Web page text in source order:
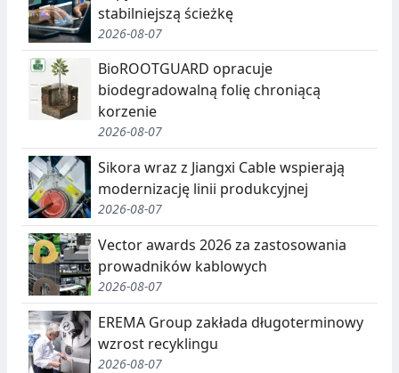
stabilniejszą ścieżkę
2026-08-07
BioROOTGUARD opracuje
biodegradowalną folię chroniącą
korzenie
2026-08-07
Sikora wraz z Jiangxi Cable wspierają
modernizację linii produkcyjnej
2026-08-07
Vector awards 2026 za zastosowania
prowadników kablowych
2026-08-07
EREMA Group zakłada długoterminowy
wzrost recyklingu
2026-08-07